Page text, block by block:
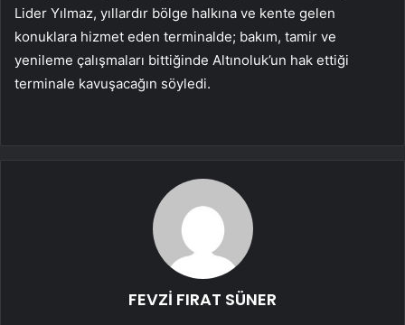
Lider Yılmaz, yıllardır bölge halkına ve kente gelen
konuklara hizmet eden terminalde; bakım, tamir ve
yenileme çalışmaları bittiğinde Altınoluk’un hak ettiği
terminale kavuşacağın söyledi.
FEVZİ FIRAT SÜNER